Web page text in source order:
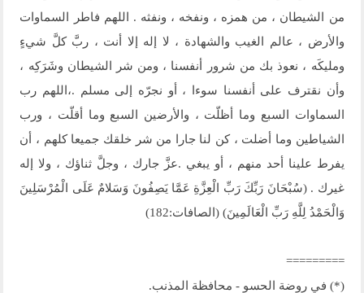
من الشيطان ، من همزه ، ونفخه ، ونفثه . اللهم فاطر السماوات
والأرض ، عالم الغيب والشهادة ، لا إله إلا أنت ، ربَّ كلَّ شيءٍ
ومليكَه ، نعوذ بك من شرور أنفسنا ، ومن شر الشيطان وشَرَكِه ،
وأن نقترف على أنفسنا سوءا ، أو نجرّه إلى مسلم .،اللهم رب
السماوات السبع وما أظلّت ، والأرضين السبع وما أقلّت ، ورب
الشياطين وما أضلت ، كن لنا جارا من شر خلقك جميعا كلهم ، أن
يفرط علينا أحد منهم ، أو يبغي .عزَّ جارك ، وجلَّ ثناؤك ، ولا إله
غيرك . (سُبْحَانَ رَبِّكَ رَبِّ الْعِزَّةِ عَمَّا يَصِفُونَ وَسَلامٌ عَلَى الْمُرْسَلِينَ
وَالْحَمْدُ لِلَّهِ رَبِّ الْعَالَمِينَ) (الصافات:182)
=========
(*) في روضة الحسو - محافظة المذنب.